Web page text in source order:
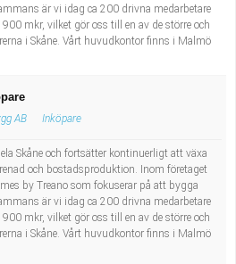
är vi idag ca 200 drivna medarbetare
mkr, vilket gör oss till en av de större och
i Skåne. Vårt huvudkontor finns i Malmö
AB Inköpare
Skåne och fortsätter kontinuerligt att växa
och bostadsproduktion. Inom företaget
by Treano som fokuserar på att bygga
är vi idag ca 200 drivna medarbetare
mkr, vilket gör oss till en av de större och
i Skåne. Vårt huvudkontor finns i Malmö